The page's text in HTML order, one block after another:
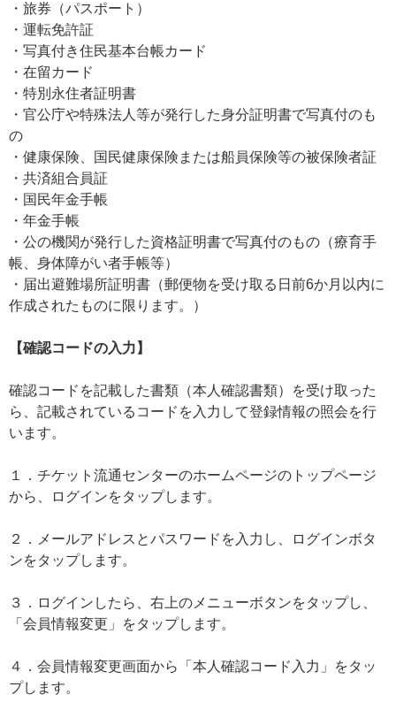
・旅券（パスポート）
・運転免許証
・写真付き住民基本台帳カード
・在留カード
・特別永住者証明書
・官公庁や特殊法人等が発行した身分証明書で写真付のも
の
・健康保険、国民健康保険または船員保険等の被保険者証
・共済組合員証
・国民年金手帳
・年金手帳
・公の機関が発行した資格証明書で写真付のもの（療育手
帳、身体障がい者手帳等）
・届出避難場所証明書（郵便物を受け取る日前6か月以内に
作成されたものに限ります。）
【確認コードの入力】
確認コードを記載した書類（本人確認書類）を受け取った
ら、記載されているコードを入力して登録情報の照会を行
います。
１．チケット流通センターのホームページのトップページ
から、ログインをタップします。
２．メールアドレスとパスワードを入力し、ログインボタ
ンをタップします。
３．ログインしたら、右上のメニューボタンをタップし、
「会員情報変更」をタップします。
４．会員情報変更画面から「本人確認コード入力」をタッ
プします。